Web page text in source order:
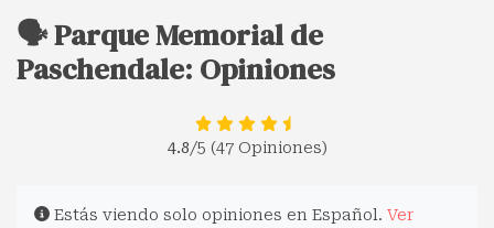
🗣️ Parque Memorial de
Paschendale: Opiniones
4.8/5 (47 Opiniones)
Estás viendo solo opiniones en Español. Ver